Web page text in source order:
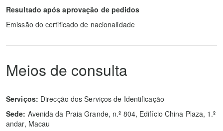
Resultado após aprovação de pedidos
Emissão do certificado de nacionalidade
Meios de consulta
Serviços: Direcção dos Serviços de Identificação
Sede: Avenida da Praia Grande, n.º 804, Edifício China Plaza, 1.º
andar, Macau